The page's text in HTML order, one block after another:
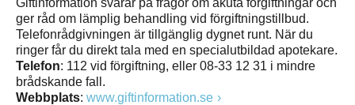
Giftinformation svarar på frågor om akuta förgiftningar och
ger råd om lämplig behandling vid förgiftningstillbud.
Telefonrådgivningen är tillgänglig dygnet runt. När du
ringer får du direkt tala med en specialutbildad apotekare.
Telefon: 112 vid förgiftning, eller 08-33 12 31 i mindre
brådskande fall.
Webbplats: www.giftinformation.se